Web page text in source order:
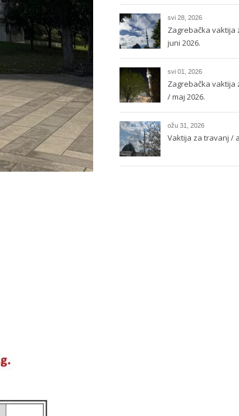
svi 28, 2026
Zagrebačka vaktija
juni 2026.
svi 01, 2026
Zagrebačka vaktija
/ maj 2026.
ožu 31, 2026
Vaktija za travanj /